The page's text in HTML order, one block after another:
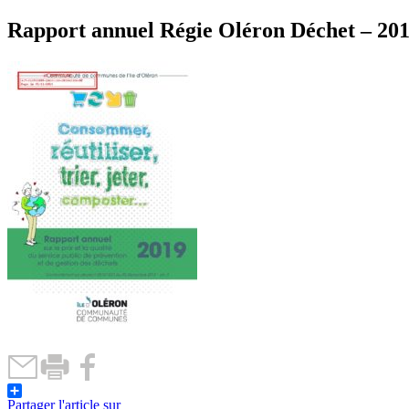
Rapport annuel Régie Oléron Déchet –
Partager l'article sur